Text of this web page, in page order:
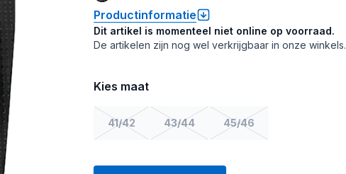
Productinformatie
Dit artikel is momenteel niet online op voorraad.
De artikelen zijn nog wel verkrijgbaar in onze winkels.
Kies maat
41/42 43/44 45/46